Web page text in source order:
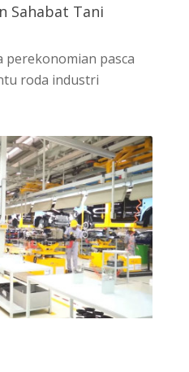
Sahabat Tani
perekonomian pasca
roda industri